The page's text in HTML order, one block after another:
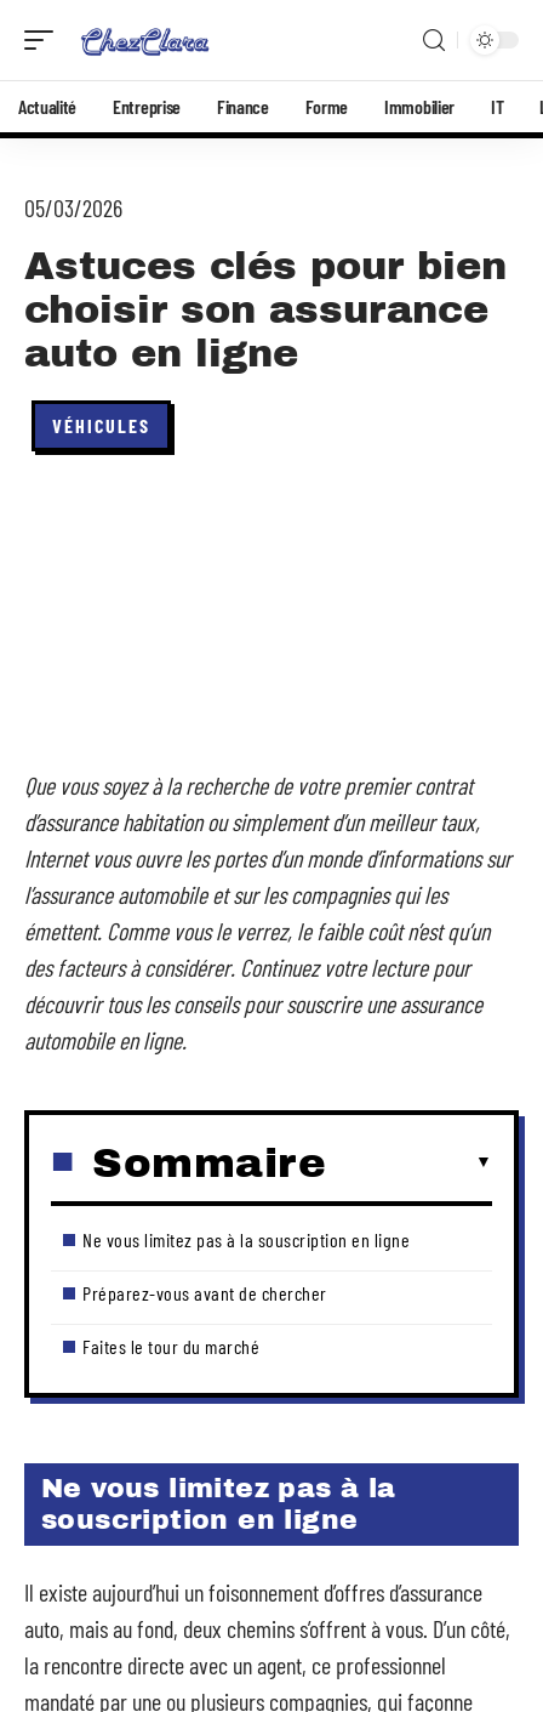
Actualité Entreprise Finance Forme Immobilier IT
05/03/2026
Astuces clés pour bien
choisir son assurance
auto en ligne
VÉHICULES
Que vous soyez à la recherche de votre premier contrat
d’assurance habitation ou simplement d’un meilleur taux,
Internet vous ouvre les portes d’un monde d’informations sur
l’assurance automobile et sur les compagnies qui les
émettent. Comme vous le verrez, le faible coût n’est qu’un
des facteurs à considérer. Continuez votre lecture pour
découvrir tous les conseils pour souscrire une assurance
automobile en ligne.
Sommaire
Ne vous limitez pas à la souscription en ligne
Préparez-vous avant de chercher
Faites le tour du marché
Ne vous limitez pas à la
souscription en ligne
Il existe aujourd’hui un foisonnement d’offres d’assurance
auto, mais au fond, deux chemins s’offrent à vous. D’un côté,
la rencontre directe avec un agent, ce professionnel
mandaté par une ou plusieurs compagnies, qui façonne